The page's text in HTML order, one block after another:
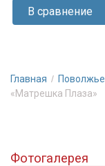
принимает
на
со
всех
В сравнение
Главная Поволжье
«Матрешка Плаза»
Фотогалерея